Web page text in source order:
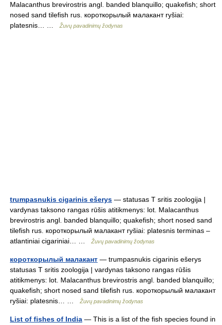
Malacanthus brevirostris angl. banded blanquillo; quakefish; short
nosed sand tilefish rus. короткорылый малакант ryšiai:
platesnis… …
Žuvų pavadinimų žodynas
trumpasnukis cigarinis ešerys — statusas T sritis zoologija |
vardynas taksono rangas rūšis atitikmenys: lot. Malacanthus
brevirostris angl. banded blanquillo; quakefish; short nosed sand
tilefish rus. короткорылый малакант ryšiai: platesnis terminas –
atlantiniai cigariniai… …
Žuvų pavadinimų žodynas
короткорылый малакант — trumpasnukis cigarinis ešerys
statusas T sritis zoologija | vardynas taksono rangas rūšis
atitikmenys: lot. Malacanthus brevirostris angl. banded blanquillo;
quakefish; short nosed sand tilefish rus. короткорылый малакант
ryšiai: platesnis… …
Žuvų pavadinimų žodynas
List of fishes of India — This is a list of the fish species found in